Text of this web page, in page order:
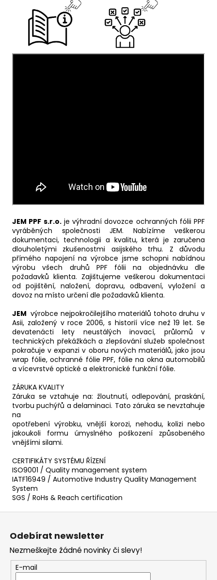
JEM PPF s.r.o.je výhradní dovozce ochranných fólii PPF
vyráběných společnosti JEM. Nabízíme veškerou
dokumentaci, technologii a kvalitu, která je zaručena
dlouholetými zkušenostmi asijského trhu. Z důvodu
přímého napojení na výrobce jsme schopni nabídnou
výrobu všech druhů PPF fólii na objednávku dle
požadavků klienta. Zajištujeme veškerou dokumentaci
od pojištění, naložení, dopravu, odbavení, vyložení a
dovoz na místo určení dle požadavků klienta.
JEM výrobce nejpokročilejšího materiálů tohoto druhu v
Asii, založený v roce 2006, s historií více než 19 let. Se
devatenácti lety neustálých inovací, průlomů v
technických překážkách a zlepšování služeb společnost
pokračuje v expanzi v oboru nových materiálů, jako jsou
wrap fólie, ochranné fólie PPF, fólie na okna automobilů
a vícevrstvé optické a elektronické funkční fólie.
ZÁRUKA KVALITY
Záruka se vztahuje na: žloutnutí, odlepování, praskání,
tvorbu puchýřů a delaminaci. Tato záruka se nevztahuje
na
opotřebení výrobku, vnější korozi, nehodu, kolizi nebo
jakoukoli formu úmyslného poškození způsobeného
vnějšími silami.
CERTIFIKÁTY SYSTÉMU ŘÍZENÍ
ISO9001 / Quality management system
IATF16949 / Automotive Industry Quality Management
System
SGS / RoHs & Reach certification
Odebírat newsletter
Nezmeškejte žádné novinky či slevy!
E-mail